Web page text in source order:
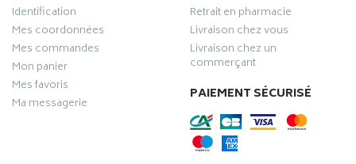
Identification
Mes coordonnées
Mes commandes
Mon panier
Mes favoris
Ma messagerie
Retrait en pharmacie
Livraison chez vous
Livraison chez un
commerçant
PAIEMENT SÉCURISÉ